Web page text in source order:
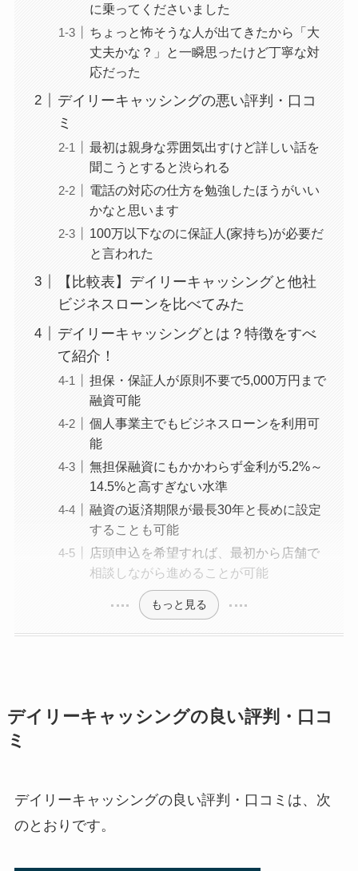
に乗ってくださいました
ちょっと怖そうな人が出てきたから「大
丈夫かな？」と一瞬思ったけど丁寧な対
応だった
デイリーキャッシングの悪い評判・口コ
ミ
最初は親身な雰囲気出すけど詳しい話を
聞こうとすると渋られる
電話の対応の仕方を勉強したほうがいい
かなと思います
100万以下なのに保証人(家持ち)が必要だ
と言われた
【比較表】デイリーキャッシングと他社
ビジネスローンを比べてみた
デイリーキャッシングとは？特徴をすべ
て紹介！
担保・保証人が原則不要で5,000万円まで
融資可能
個人事業主でもビジネスローンを利用可
能
無担保融資にもかかわらず金利が5.2%～
14.5%と高すぎない水準
融資の返済期限が最長30年と長めに設定
することも可能
店頭申込を希望すれば、最初から店舗で
相談しながら進めることが可能
もっと見る
デイリーキャッシングの良い評判・口コ
ミ
デイリーキャッシングの良い評判・口コミは、次
のとおりです。